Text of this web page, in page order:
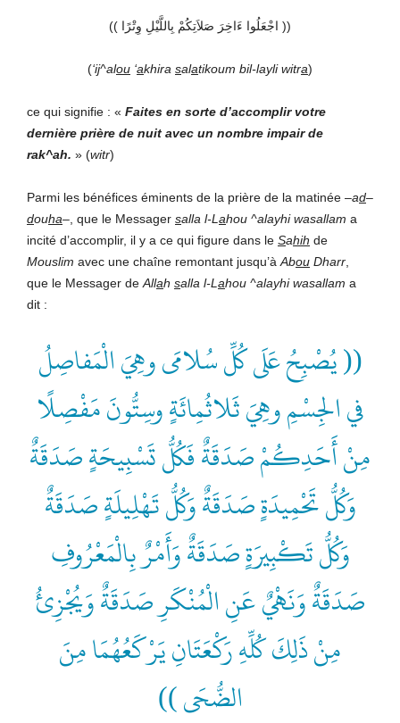
(( اجْعَلُوا ءَاخِرَ صَلاَتِكُمْ بِاللَّيْلِ وِتْرًا ))
(‘ij^alou ‘akhira salatikoum bil-layli witra)
ce qui signifie : « Faites en sorte d’accomplir votre
dernière prière de nuit avec un nombre impair de
rak^ah. » (witr)
Parmi les bénéfices éminents de la prière de la matinée –ad–
douha–, que le Messager salla l-L ahou ^alayhi wasallam a
incité d’accomplir, il y a ce qui figure dans le Sahih de
Mouslim avec une chaîne remontant jusqu’à Abou Dharr
que le Messager de Allah salla l-L ahou ^alayhi wasallam a
dit :
(( يُصْبِحُ عَلَى كُلِّ سُلامَى وهِيَ الْمَفاصِلُ
في الجِسْمِ وهِيَ ثَلاثُمِائَةٍ وسِتُّونَ مَفْصِلًا
مِنْ أَحَدِكُمْ صَدَقَةٌ فَكُلُّ تَسْبِيحَةٍ صَدَقَةٌ
وَكُلُّ تَحْمِيدَةٍ صَدَقَةٌ وَكُلُّ تَهْلِيلَةٍ صَدَقَةٌ
وَكُلُّ تَكْبِيرَةٍ صَدَقَةٌ وَأَمْرٌ بِالْمَعْرُوفِ
صَدَقَةٌ وَنَهْيٌ عَنِ الْمُنْكَرِ صَدَقَةٌ وَيُجْزِئُ
مِنْ ذَلِكَ كُلِّهِ رَكْعَتَانِ يَرْكَعُهُمَا مِنَ
الضُّحَى ))